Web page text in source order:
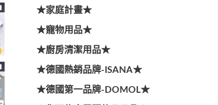
★家庭計畫★
★寵物用品★
★廚房清潔用品★
★德國熱銷品牌-ISANA★
★德國第一品牌-DOMOL★